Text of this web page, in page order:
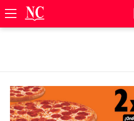
content